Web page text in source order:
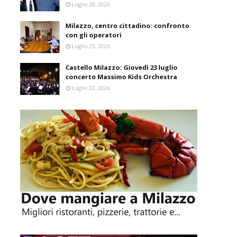
Luglio 28, 2026
Milazzo, centro cittadino: confronto
con gli operatori
Luglio 25, 2026
Castello Milazzo: Giovedì 23 luglio
concerto Massimo Kids Orchestra
Luglio 22, 2026